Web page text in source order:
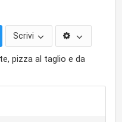
Scrivi
pizza al taglio e da